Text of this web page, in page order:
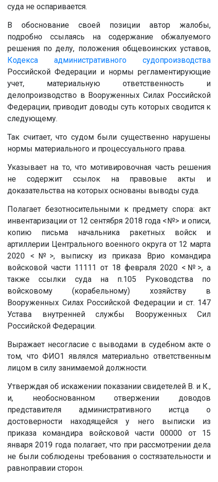
суда не оспаривается.
В обоснование своей позиции автор жалобы,
подробно ссылаясь на содержание обжалуемого
решения по делу, положения общевоинских уставов,
Кодекса административного судопроизводства
Российской Федерации и нормы регламентирующие
учет, материальную ответственность и
делопроизводство в Вооруженных Силах Российской
Федерации, приводит доводы суть которых сводится к
следующему.
Так считает, что судом были существенно нарушены
нормы материального и процессуального права.
Указывает на то, что мотивировочная часть решения
не содержит ссылок на правовые акты и
доказательства на которых основаны выводы суда.
Полагает безотносительными к предмету спора: акт
инвентаризации от 12 сентября 2018 года <№> и описи,
копию письма начальника ракетных войск и
артиллерии Центрального военного округа от 12 марта
2020 <№>, выписку из приказа Врио командира
войсковой части 11111 от 18 февраля 2020 <№>, а
также ссылки суда на п.105 Руководства по
войсковому (корабельному) хозяйству в
Вооруженных Силах Российской Федерации и ст. 147
Устава внутренней службы Вооруженных Сил
Российской Федерации.
Выражает несогласие с выводами в судебном акте о
том, что ФИО1 являлся материально ответственным
лицом в силу занимаемой должности.
Утверждая об искажении показании свидетелей В. и К.,
и, необоснованном отвержении доводов
представителя административного истца о
достоверности находящейся у него выписки из
приказа командира войсковой части00000 от 15
января 2019 года полагает, что при рассмотрении дела
не были соблюдены требования о состязательности и
равноправии сторон.